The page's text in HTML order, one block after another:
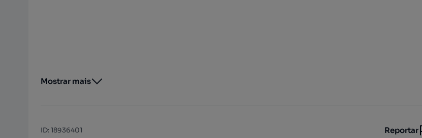
Mostrar mais
ID:18936401 Reportar